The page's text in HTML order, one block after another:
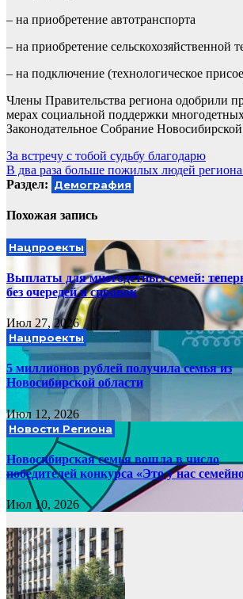
– на приобретение автотранспорта
– на приобретение сельскохозяйственной
– на подключение (технологическое
Члены Правительства региона одобрили
мерах социальной поддержки
Законодательное Собрание
Навигация
по
За встречу с тобой судьбу благодарю
В два раза больше пожилых людей
Раздел: Демография
Похожая запись
Нацпроекты
Выплаты для многодетных семей:
без очередей и справок
Июл 27, 2026
Нацпроекты
5 миллионов рублей получила семья из
Новосибирской области
Июл 12, 2026
Новости Региона
Новосибирская семья вошла в число
победителей конкурса «Это у нас
Июл 10, 2026